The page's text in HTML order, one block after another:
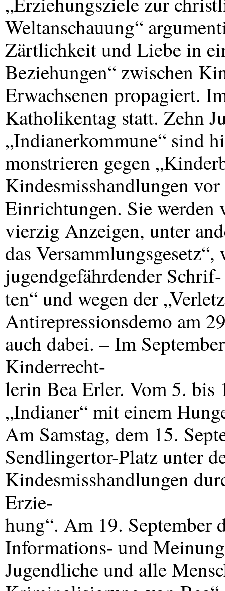
Weltanschauung“
Zärtlichkeit und Liebe in
Beziehungen“ zwischen
Erwachsenen propagiert.
Katholikentag statt. Zehn
„Indianerkommune“ sind
monstrieren gegen
Kindesmisshandlungen
Einrichtungen. Sie werden
vierzig Anzeigen, unter
das
jugendgefährdender Schrif-
ten“ und wegen der
Antirepressionsdemo am
auch dabei. – Im
Kinderrecht-
lerin Bea Erler. Vom 5. bis
„Indianer“ mit einem
Am Samstag, dem 15.
Sendlingertor-Platz unter
Kindesmisshandlungen
Erzie-
hung“. Am 19. September
Informations- und
Jugendliche und alle